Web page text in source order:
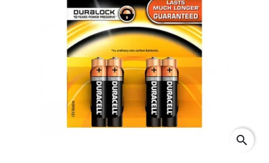
search